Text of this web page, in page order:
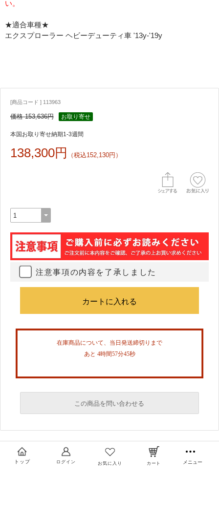
い。
★適合車種★
エクスプローラー ヘビーデューティ車 '13y-'19y
[商品コード ] 113963
価格 153,636円 お取り寄せ
本国お取り寄せ納期1-3週間
138,300円 （税込152,130円）
注意事項の内容を了承しました
在庫商品について、当日発送締切りまで
あと 4時間57分45秒
この商品を問い合わせる
トップ ログイン お気に入り カート メニュー